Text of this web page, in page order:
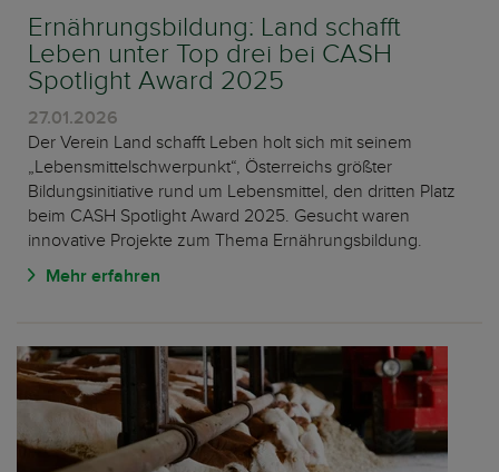
Ernährungsbildung: Land schafft
Leben unter Top drei bei CASH
Spotlight Award 2025
27.01.2026
Der Verein Land schafft Leben holt sich mit seinem
„Lebensmittelschwerpunkt“, Österreichs größter
Bildungsinitiative rund um Lebensmittel, den dritten Platz
beim CASH Spotlight Award 2025. Gesucht waren
innovative Projekte zum Thema Ernährungsbildung.
Mehr erfahren